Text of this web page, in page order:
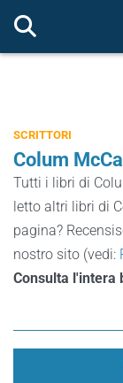
SCRITTORI
Colum
Tutti i libri di
letto altri libri di
pagina?
nostro sito (vedi:
Consulta l'intera